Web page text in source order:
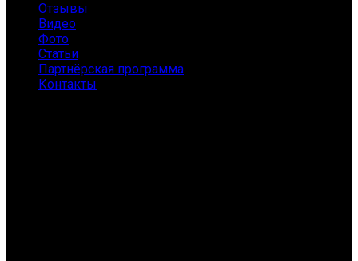
Отзывы
Видео
Фото
Статьи
Партнёрская программа
Контакты